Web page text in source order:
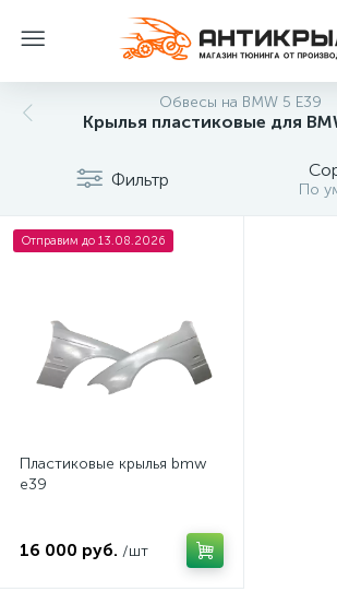
Обвесы на BMW 5 E39
Крылья пластиковые для
Фильтр По
Отправим до 13.08.2026
Пластиковые крылья bmw
e39
16 000 руб. /шт